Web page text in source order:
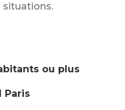
situations.
ou plus
Paris